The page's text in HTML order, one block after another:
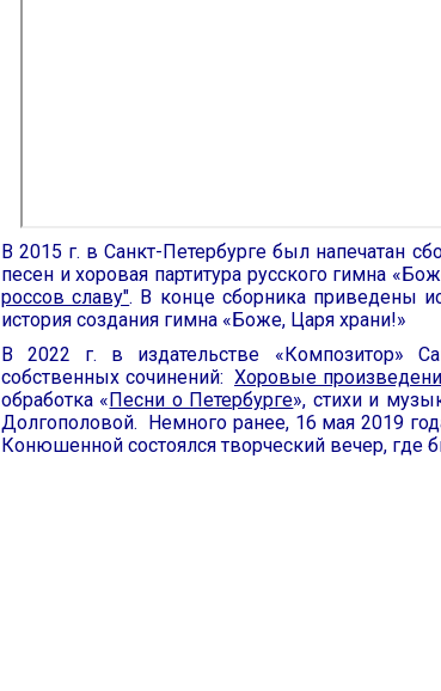
В 2015 г. в Санкт-Петербурге был напечатан
песен и хоровая партитура русского гимна
россов славу". В конце сборника приведены
история создания гимна «Боже, Царя храни!»
В 2022 г. в издательстве «Композитор»
собственных сочинений: Хоровые
обработка «Песни о Петербурге», стихи и
Долгополовой. Немного ранее, 16 мая 2019
Конюшенной состоялся творческий вечер, где